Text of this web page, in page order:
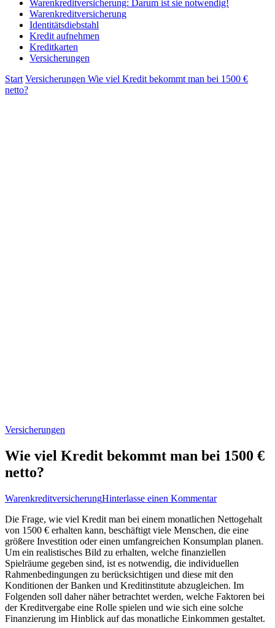
Warenkreditversicherung: Darum ist sie notwendig!
Warenkreditversicherung
Identitätsdiebstahl
Kredit aufnehmen
Kreditkarten
Versicherungen
Start Versicherungen Wie viel Kredit bekommt man bei 1500 €
netto?
Versicherungen
Wie viel Kredit bekommt man bei 1500 €
netto?
WarenkreditversicherungHinterlasse einen Kommentarzu
viel
Kredit
bekommt
man
bei
1500
€
netto?
Die Frage, wie viel Kredit man bei einem monatlichen Nettogehalt
von 1500 € erhalten kann, beschäftigt viele Menschen, die eine
größere Investition oder einen umfangreichen Konsumplan planen.
Um ein realistisches Bild zu erhalten, welche finanziellen
Spielräume gegeben sind, ist es notwendig, die individuellen
Rahmenbedingungen zu berücksichtigen und diese mit den
Konditionen der Banken und Kreditinstitute abzugleichen. Im
Folgenden soll daher näher betrachtet werden, welche Faktoren bei
der Kreditvergabe eine Rolle spielen und wie sich eine solche
Finanzierung im Hinblick auf das monatliche Einkommen gestaltet.